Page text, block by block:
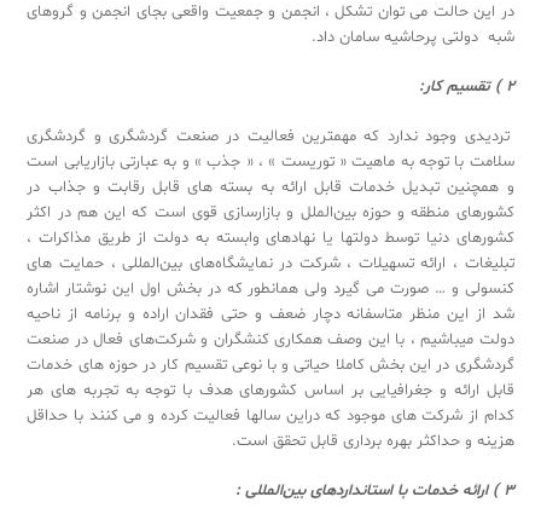
در این حالت می توان تشکل ، انجمن و جمعیت واقعی بجای انجمن و گروهای
شبه دولتی پرحاشیه سامان داد.
2 ) تقسیم کار:
تردیدی وجود ندارد که مهمترین فعالیت در صنعت گردشگری و گردشگری
سلامت با توجه به ماهیت « توریست » ، « جذب » و به عبارتی بازاریابی است
و همچنین تبدیل خدمات قابل ارائه به بسته های قابل رقابت و جذاب در
کشورهای منطقه و حوزه بین‌الملل و بازارسازی قوی است که این هم در اکثر
کشورهای دنیا توسط دولتها یا نهادهای وابسته به دولت از طریق مذاکرات ،
تبلیغات ، ارائه تسهیلات ، شرکت در نمایشگاه‌های بین‌المللی ، حمایت های
کنسولی و … صورت می گیرد ولی همانطور که در بخش اول این نوشتار اشاره
شد از این منظر متاسفانه دچار ضعف و حتی فقدان اراده و برنامه از ناحیه
دولت میباشیم ، با این وصف همکاری کنشگران و شرکت‌های فعال در صنعت
گردشگری در این بخش کاملا حیاتی و با نوعی تقسیم کار در حوزه های خدمات
قابل ارائه و جغرافیایی بر اساس کشورهای هدف با توجه به تجربه های هر
کدام از شرکت های موجود که دراین سالها فعالیت کرده و می کنند با حداقل
هزینه و حداکثر بهره برداری قابل تحقق است.
3 ) ارائه خدمات با استانداردهای بین‌المللی :